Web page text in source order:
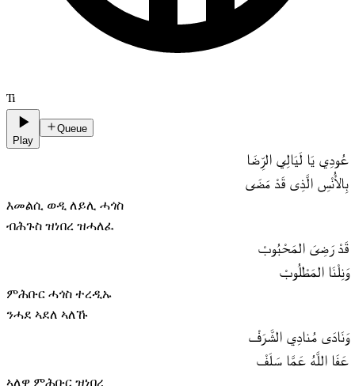
Ti
Play
Queue
عُودِي يَا لَيَالِي الرِّضَا
بِالأُنْسِ الَّذِى قَدْ مَضَى
እመልሲ ወዲ ለይሊ ሓጎስ
ብሕጉስ ዝነበረ ዝሓለፈ
قَدْ رَضِىَ المَحْبُوبْ
وَنِلْنَا المَطْلُوبْ
ምሕቡር ሓጎስ ተረዲኡ
ንሓደ ኣደለ ኣለኹ
وَنَادَى مُنادِي الشَّرَفْ
عَفَا اللَّهُ عَمَّا سَلَفْ